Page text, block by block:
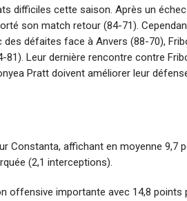
difficiles cette saison. Après un
son match retour (84-71).
des défaites face à Anvers (88-70),
Leur dernière rencontre contre
Pratt doivent améliorer leur
Constanta, affichant en moyenne 9,7
(2,1 interceptions).
offensive importante avec 14,8 points